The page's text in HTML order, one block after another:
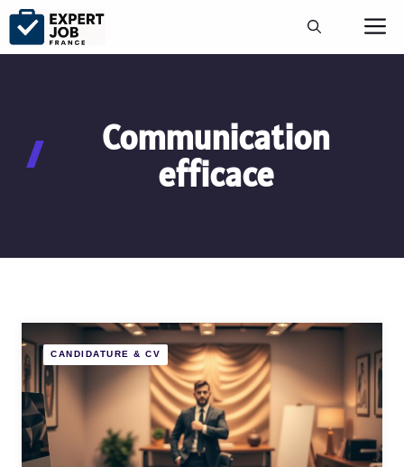
Aller
contenu
Communication
efficace
CANDIDATURE & CV